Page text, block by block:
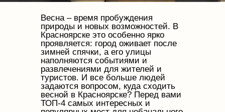
Весна – время пробуждения
природы и новых возможностей. В
Красноярске это особенно ярко
проявляется: город оживает после
зимней спячки, а его улицы
наполняются событиями и
развлечениями для жителей и
туристов. И все больше людей
задаются вопросом, куда сходить
весной в Красноярске? Перед вами
ТОП-4 самых интересных и